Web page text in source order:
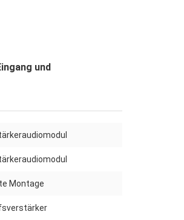
und
Montage